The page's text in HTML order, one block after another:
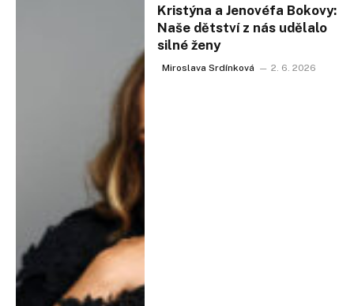
Kristýna a Jenovéfa Bokovy:
Naše dětství z nás udělalo
silné ženy
Miroslava Srdínková 2. 6. 2026